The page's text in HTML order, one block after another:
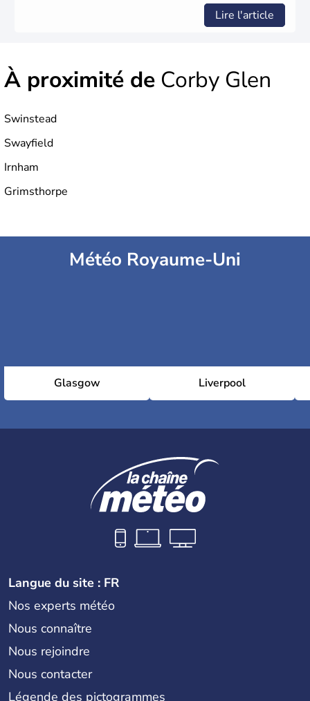
Lire l'article
À proximité de Corby Glen
Swinstead
Swayfield
Irnham
Grimsthorpe
Météo Royaume-Uni
Glasgow Liverpool
Langue du site : FR
Nos experts météo
Nous connaître
Nous rejoindre
Nous contacter
Légende des pictogrammes